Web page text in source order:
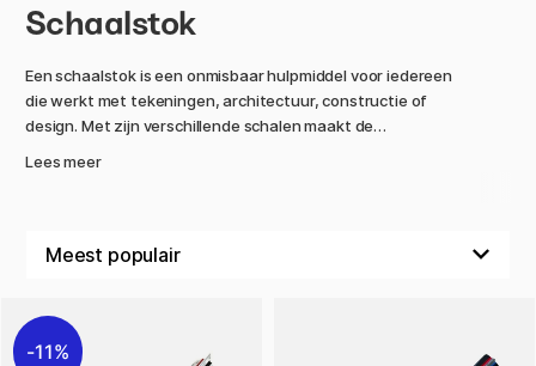
Schaalstok
Een schaalstok is een onmisbaar hulpmiddel voor iedereen
die werkt met tekeningen, architectuur, constructie of
design. Met zijn verschillende schalen maakt de
maximale flexibiliteit en precisie krijgt.
bouwtekeningen, kaarten, technische schetsen en meer, of
je nu architect, ingenieur, student of hobbybouwer bent.
Lees meer
11%